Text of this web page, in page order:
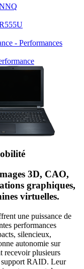
3D, CAO,
graphiques,
virtuelles.
une puissance de
performances
silencieux,
autonomie sur
recevoir plusieurs
support RAID. Leur